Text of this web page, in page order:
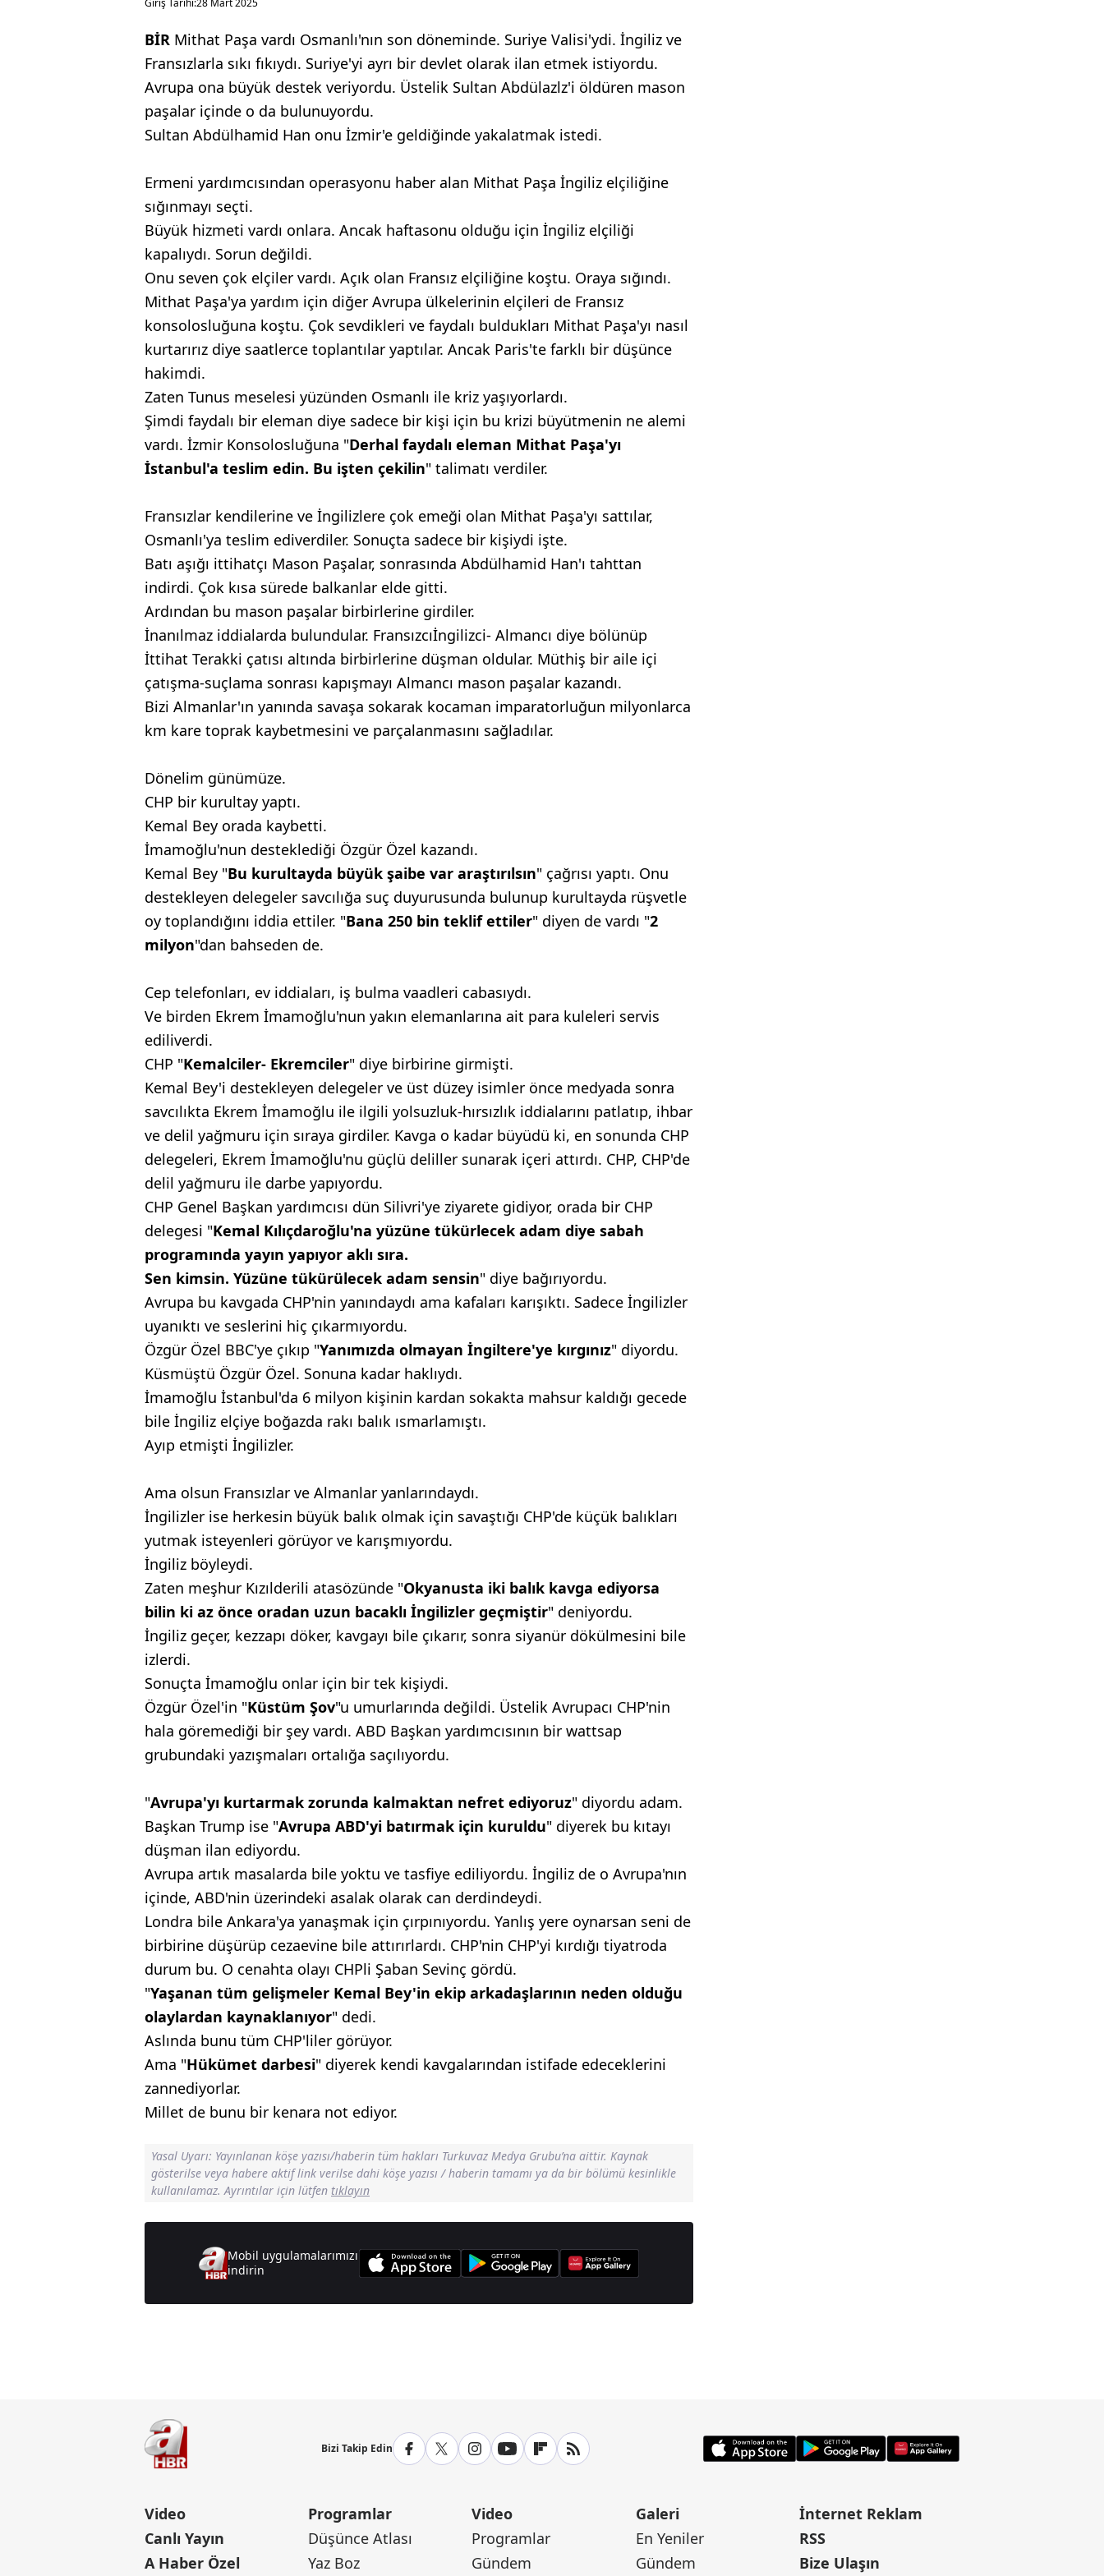
Giriş Tarihi:28 Mart 2025
BİR Mithat Paşa vardı Osmanlı'nın son döneminde. Suriye Valisi'ydi. İngiliz ve
Fransızlarla sıkı fıkıydı. Suriye'yi ayrı bir devlet olarak ilan etmek istiyordu.
Avrupa ona büyük destek veriyordu. Üstelik Sultan Abdülazlz'i öldüren mason
paşalar içinde o da bulunuyordu.
Sultan Abdülhamid Han onu İzmir'e geldiğinde yakalatmak istedi.
Ermeni yardımcısından operasyonu haber alan Mithat Paşa İngiliz elçiliğine
sığınmayı seçti.
Büyük hizmeti vardı onlara. Ancak haftasonu olduğu için İngiliz elçiliği
kapalıydı. Sorun değildi.
Onu seven çok elçiler vardı. Açık olan Fransız elçiliğine koştu. Oraya sığındı.
Mithat Paşa'ya yardım için diğer Avrupa ülkelerinin elçileri de Fransız
konsolosluğuna koştu. Çok sevdikleri ve faydalı buldukları Mithat Paşa'yı nasıl
kurtarırız diye saatlerce toplantılar yaptılar. Ancak Paris'te farklı bir düşünce
hakimdi.
Zaten Tunus meselesi yüzünden Osmanlı ile kriz yaşıyorlardı.
Şimdi faydalı bir eleman diye sadece bir kişi için bu krizi büyütmenin ne alemi
vardı. İzmir Konsolosluğuna "Derhal faydalı eleman Mithat Paşa'yı
İstanbul'a teslim edin. Bu işten çekilin" talimatı verdiler.
Fransızlar kendilerine ve İngilizlere çok emeği olan Mithat Paşa'yı sattılar,
Osmanlı'ya teslim ediverdiler. Sonuçta sadece bir kişiydi işte.
Batı aşığı ittihatçı Mason Paşalar, sonrasında Abdülhamid Han'ı tahttan
indirdi. Çok kısa sürede balkanlar elde gitti.
Ardından bu mason paşalar birbirlerine girdiler.
İnanılmaz iddialarda bulundular. Fransızcıİngilizci- Almancı diye bölünüp
İttihat Terakki çatısı altında birbirlerine düşman oldular. Müthiş bir aile içi
çatışma-suçlama sonrası kapışmayı Almancı mason paşalar kazandı.
Bizi Almanlar'ın yanında savaşa sokarak kocaman imparatorluğun milyonlarca
km kare toprak kaybetmesini ve parçalanmasını sağladılar.
Dönelim günümüze.
CHP bir kurultay yaptı.
Kemal Bey orada kaybetti.
İmamoğlu'nun desteklediği Özgür Özel kazandı.
Kemal Bey "Bu kurultayda büyük şaibe var araştırılsın" çağrısı yaptı. Onu
destekleyen delegeler savcılığa suç duyurusunda bulunup kurultayda rüşvetle
oy toplandığını iddia ettiler. "Bana 250 bin teklif ettiler" diyen de vardı "2
milyon"dan bahseden de.
Cep telefonları, ev iddiaları, iş bulma vaadleri cabasıydı.
Ve birden Ekrem İmamoğlu'nun yakın elemanlarına ait para kuleleri servis
ediliverdi.
CHP "Kemalciler- Ekremciler" diye birbirine girmişti.
Kemal Bey'i destekleyen delegeler ve üst düzey isimler önce medyada sonra
savcılıkta Ekrem İmamoğlu ile ilgili yolsuzluk-hırsızlık iddialarını patlatıp, ihbar
ve delil yağmuru için sıraya girdiler. Kavga o kadar büyüdü ki, en sonunda CHP
delegeleri, Ekrem İmamoğlu'nu güçlü deliller sunarak içeri attırdı. CHP, CHP'de
delil yağmuru ile darbe yapıyordu.
CHP Genel Başkan yardımcısı dün Silivri'ye ziyarete gidiyor, orada bir CHP
delegesi "Kemal Kılıçdaroğlu'na yüzüne tükürlecek adam diye sabah
programında yayın yapıyor aklı sıra.
Sen kimsin. Yüzüne tükürülecek adam sensin" diye bağırıyordu.
Avrupa bu kavgada CHP'nin yanındaydı ama kafaları karışıktı. Sadece İngilizler
uyanıktı ve seslerini hiç çıkarmıyordu.
Özgür Özel BBC'ye çıkıp "Yanımızda olmayan İngiltere'ye kırgınız" diyordu.
Küsmüştü Özgür Özel. Sonuna kadar haklıydı.
İmamoğlu İstanbul'da 6 milyon kişinin kardan sokakta mahsur kaldığı gecede
bile İngiliz elçiye boğazda rakı balık ısmarlamıştı.
Ayıp etmişti İngilizler.
Ama olsun Fransızlar ve Almanlar yanlarındaydı.
İngilizler ise herkesin büyük balık olmak için savaştığı CHP'de küçük balıkları
yutmak isteyenleri görüyor ve karışmıyordu.
İngiliz böyleydi.
Zaten meşhur Kızılderili atasözünde "Okyanusta iki balık kavga ediyorsa
bilin ki az önce oradan uzun bacaklı İngilizler geçmiştir" deniyordu.
İngiliz geçer, kezzapı döker, kavgayı bile çıkarır, sonra siyanür dökülmesini bile
izlerdi.
Sonuçta İmamoğlu onlar için bir tek kişiydi.
Özgür Özel'in "Küstüm Şov"u umurlarında değildi. Üstelik Avrupacı CHP'nin
hala göremediği bir şey vardı. ABD Başkan yardımcısının bir wattsap
grubundaki yazışmaları ortalığa saçılıyordu.
"Avrupa'yı kurtarmak zorunda kalmaktan nefret ediyoruz" diyordu adam.
Başkan Trump ise "Avrupa ABD'yi batırmak için kuruldu" diyerek bu kıtayı
düşman ilan ediyordu.
Avrupa artık masalarda bile yoktu ve tasfiye ediliyordu. İngiliz de o Avrupa'nın
içinde, ABD'nin üzerindeki asalak olarak can derdindeydi.
Londra bile Ankara'ya yanaşmak için çırpınıyordu. Yanlış yere oynarsan seni de
birbirine düşürüp cezaevine bile attırırlardı. CHP'nin CHP'yi kırdığı tiyatroda
durum bu. O cenahta olayı CHPli Şaban Sevinç gördü.
"Yaşanan tüm gelişmeler Kemal Bey'in ekip arkadaşlarının neden olduğu
olaylardan kaynaklanıyor" dedi.
Aslında bunu tüm CHP'liler görüyor.
Ama "Hükümet darbesi" diyerek kendi kavgalarından istifade edeceklerini
zannediyorlar.
Millet de bunu bir kenara not ediyor.
Yasal Uyarı: Yayınlanan köşe yazısı/haberin tüm hakları Turkuvaz Medya Grubu’na aittir. Kaynak
gösterilse veya habere aktif link verilse dahi köşe yazısı / haberin tamamı ya da bir bölümü kesinlikle
kullanılamaz. Ayrıntılar için lütfen tıklayın
Mobil uygulamalarımızı
indirin
Bizi Takip Edin
Video
Canlı Yayın
A Haber Özel
Programlar
Düşünce Atlası
Yaz Boz
Video
Programlar
Gündem
Galeri
En Yeniler
Gündem
İnternet Reklam
RSS
Bize Ulaşın